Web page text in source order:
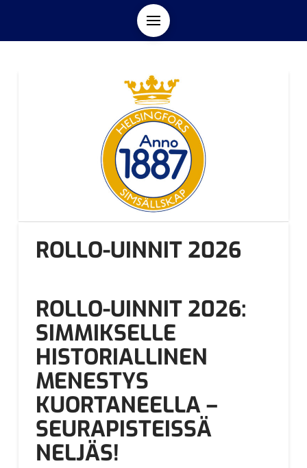
ROLLO-UINNIT 2026
ROLLO-UINNIT 2026:
SIMMIKSELLE
HISTORIALLINEN
MENESTYS
KUORTANEELLA –
SEURAPISTEISSÄ
NELJÄS!